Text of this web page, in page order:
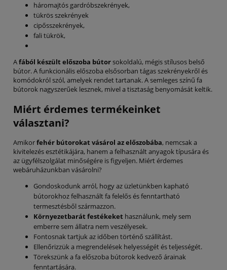
háromajtós gardróbszekrények,
tükrös szekrények
cipősszekrények,
fali tükrök,
Afából készült előszoba bútorsokoldalú, mégis stílusos belső
bútor. A funkcionális előszoba elsősorban tágas szekrényekről és
komódokról szól, amelyek rendet tartanak. A semleges színű fa
bútorok nagyszerűek lesznek, mivel a tisztaság benyomását keltik.
Miért érdemes termékeinket
választani?
Amikorfehér bútorokat vásárol az előszobába, nemcsak a
kivitelezés esztétikájára, hanem a felhasznált anyagok típusára és
az ügyfélszolgálat minőségére is figyeljen. Miért érdemes
webáruházunkban vásárolni?
Gondoskodunk arról, hogy az üzletünkben kapható
bútorokhoz felhasznált fa felelős és fenntartható
termesztésből származzon.
Környezetbarát festékeket használunk, mely sem
emberre sem állatra nem veszélyesek.
Fontosnak tartjuk az időben történő szállítást.
Ellenőrizzük a megrendelések helyességét és teljességét.
Törekszünk a fa előszoba bútorok kedvező árainak
fenntartására.